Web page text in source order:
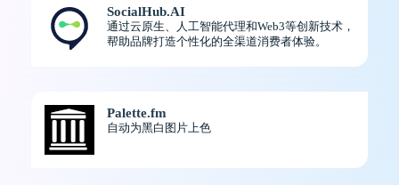
SocialHub.AI
通过云原生、人工智能代理和Web3等创新技术，
帮助品牌打造个性化的全渠道消费者体验。
Palette.fm
自动为黑白图片上色